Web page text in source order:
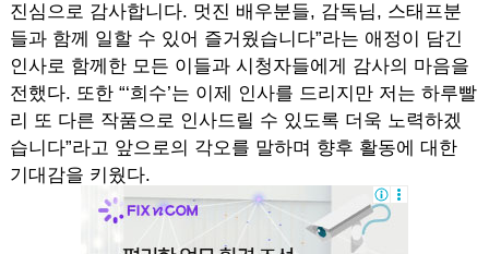
진심으로 감사합니다. 멋진 배우분들, 감독님, 스태프분
들과 함께 일할 수 있어 즐거웠습니다”라는 애정이 담긴
인사로 함께한 모든 이들과 시청자들에게 감사의 마음을
전했다. 또한 “‘희수’는 이제 인사를 드리지만 저는 하루빨
리 또 다른 작품으로 인사드릴 수 있도록 더욱 노력하겠
습니다”라고 앞으로의 각오를 말하며 향후 활동에 대한
기대감을 키웠다.